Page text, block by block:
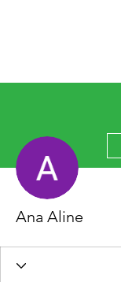
Ana Aline